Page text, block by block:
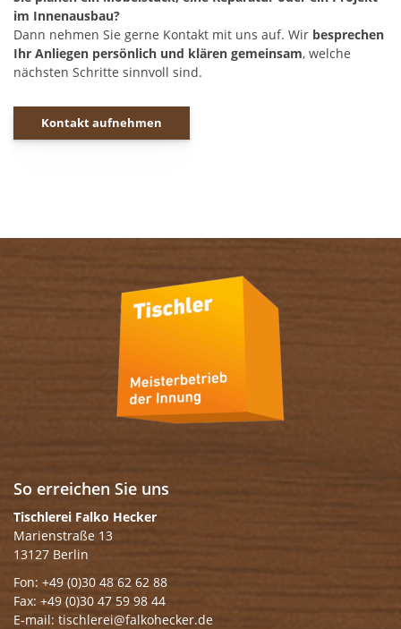
im Innenausbau?
Dann nehmen Sie gerne Kontakt mit uns auf. Wir besprechen
Ihr Anliegen persönlich und klären gemeinsam, welche
nächsten Schritte sinnvoll sind.
Kontakt aufnehmen
So erreichen Sie uns
Tischlerei Falko Hecker
Marienstraße 13
13127 Berlin
Fon: +49 (0)30 48 62 62 88
Fax: +49 (0)30 47 59 98 44
E-mail: tischlerei@falkohecker.de